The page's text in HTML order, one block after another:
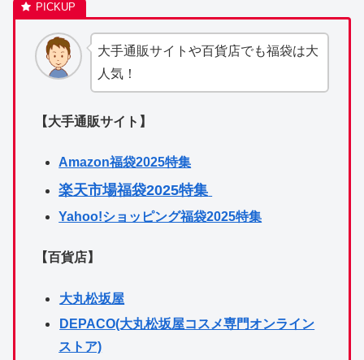
大手通販サイトや百貨店でも福袋は大
人気！
【大手通販サイト】
Amazon福袋2025特集
楽天市場福袋2025特集
Yahoo!ショッピング福袋2025特集
【百貨店】
大丸松坂屋
DEPACO(大丸松坂屋コスメ専門オンライン
ストア)